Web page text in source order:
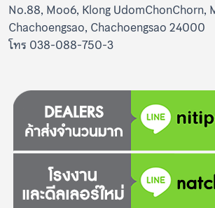
No.88, Moo6, Klong UdomChonChorn,
Chachoengsao, Chachoengsao 24000
โทร 038-088-750-3